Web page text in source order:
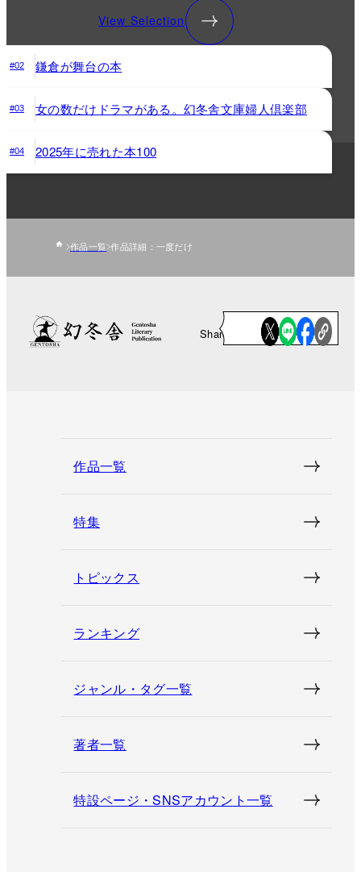
View Selection
#02 鎌倉が舞台の本
#03 女の数だけドラマがある。幻冬舎文庫婦人倶楽部
#04 2025年に売れた本100
作品一覧 作品詳細：一度だけ
Share
作品一覧
特集
トピックス
ランキング
ジャンル・タグ一覧
著者一覧
特設ページ・SNSアカウント一覧